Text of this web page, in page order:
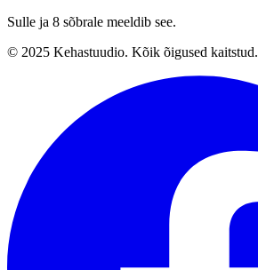
Sulle ja 8 sõbrale meeldib see.
© 2025 Kehastuudio. Kõik õigused kaitstud.